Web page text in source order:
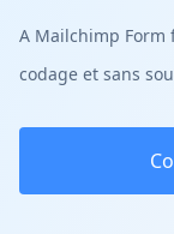
A Mailchimp Form
codage et sans